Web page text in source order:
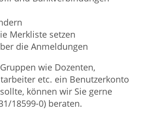
Merkliste setzen
die Anmeldungen
wie Dozenten,
etc. ein Benutzerkonto
können wir Sie gerne
18599-0) beraten.